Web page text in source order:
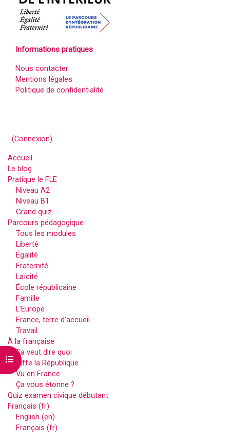
Ouvrir l’index du cours
Informations pratiques
Nous contacter
Mentions légales
Politique de confidentialité
(Connexion)
Accueil
Le blog
Pratique le FLE
Niveau A2
Niveau B1
Grand quiz
Parcours pédagogique
Tous les modules
Liberté
Égalité
Fraternité
Laïcité
École républicaine
Famille
L'Europe
France, terre d'accueil
Travail
À la française
Ça veut dire quoi
Kiffe la République
Vu en France
Ça vous étonne ?
Quiz examen civique débutant
Français ‎(fr)‎
English ‎(en)‎
Français ‎(fr)‎